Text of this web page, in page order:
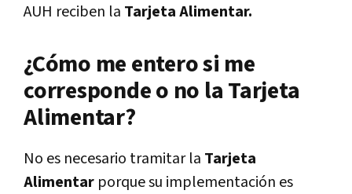
AUH reciben la Tarjeta Alimentar.
¿Cómo me entero si me
corresponde o no la Tarjeta
Alimentar?
No es necesario tramitar la Tarjeta
Alimentar porque su implementación es